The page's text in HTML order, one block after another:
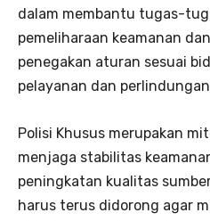
dalam membantu tugas-
pemeliharaan keamanan
penegakan aturan sesuai
pelayanan dan
Polisi Khusus merupakan
menjaga stabilitas
peningkatan kualitas
harus terus didorong agar